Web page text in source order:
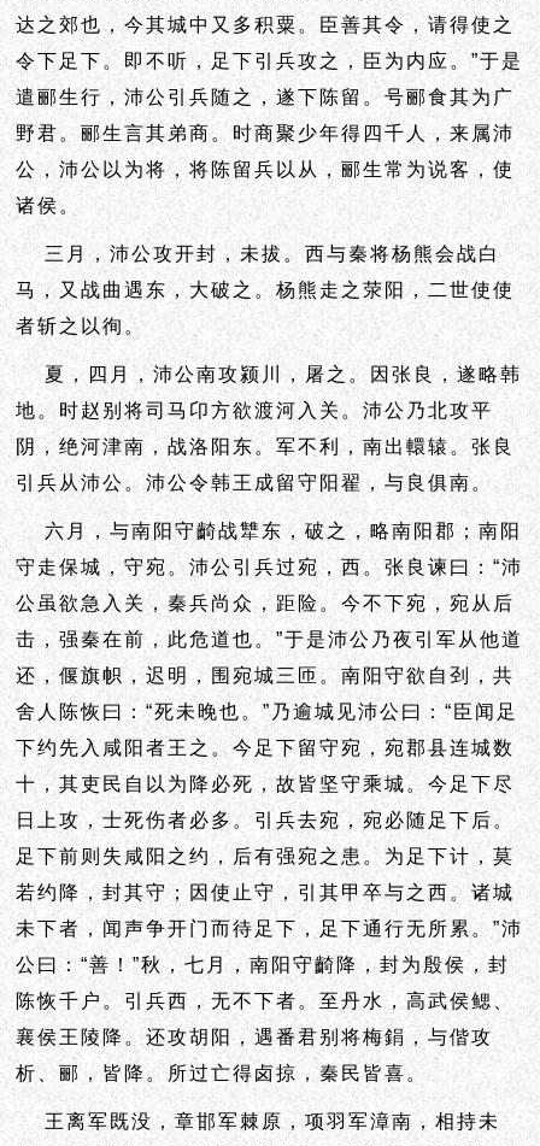
达之郊也，今其城中又多积粟。臣善其令，请得使之
令下足下。即不听，足下引兵攻之，臣为内应。”于是
遣郦生行，沛公引兵随之，遂下陈留。号郦食其为广
野君。郦生言其弟商。时商聚少年得四千人，来属沛
公，沛公以为将，将陈留兵以从，郦生常为说客，使
诸侯。
三月，沛公攻开封，未拔。西与秦将杨熊会战白
马，又战曲遇东，大破之。杨熊走之荥阳，二世使使
者斩之以徇。
夏，四月，沛公南攻颍川，屠之。因张良，遂略韩
地。时赵别将司马卬方欲渡河入关。沛公乃北攻平
阴，绝河津南，战洛阳东。军不利，南出轘辕。张良
引兵从沛公。沛公令韩王成留守阳翟，与良俱南。
六月，与南阳守齮战犨东，破之，略南阳郡；南阳
守走保城，守宛。沛公引兵过宛，西。张良谏曰：“沛
公虽欲急入关，秦兵尚众，距险。今不下宛，宛从后
击，强秦在前，此危道也。”于是沛公乃夜引军从他道
还，偃旗帜，迟明，围宛城三匝。南阳守欲自刭，共
舍人陈恢曰：“死未晚也。”乃逾城见沛公曰：“臣闻足
下约先入咸阳者王之。今足下留守宛，宛郡县连城数
十，其吏民自以为降必死，故皆坚守乘城。今足下尽
日上攻，士死伤者必多。引兵去宛，宛必随足下后。
足下前则失咸阳之约，后有强宛之患。为足下计，莫
若约降，封其守；因使止守，引其甲卒与之西。诸城
未下者，闻声争开门而待足下，足下通行无所累。”沛
公曰：“善！”秋，七月，南阳守齮降，封为殷侯，封
陈恢千户。引兵西，无不下者。至丹水，高武侯鳃、
襄侯王陵降。还攻胡阳，遇番君别将梅鋗，与偕攻
析、郦，皆降。所过亡得卤掠，秦民皆喜。
王离军既没，章邯军棘原，项羽军漳南，相持未